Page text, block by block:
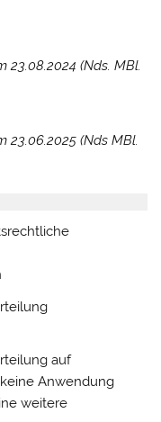
23.08.2024 (Nds. MBl.
23.06.2025 (Nds MBl.
auf
Anwendung
weitere